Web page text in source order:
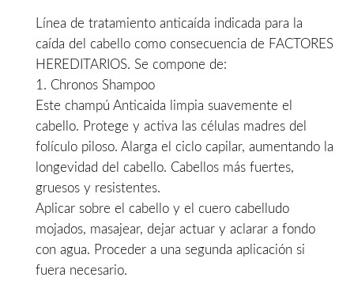
era:
59,00€.
es:
42,50€.
Línea de tratamiento anticaída indicada para la
caída del cabello como consecuencia de FACTORES
HEREDITARIOS. Se compone de:
1. Chronos Shampoo
Este champú Anticaida limpia suavemente el
cabello. Protege y activa las células madres del
folículo piloso. Alarga el ciclo capilar, aumentando la
longevidad del cabello. Cabellos más fuertes,
gruesos y resistentes.
Aplicar sobre el cabello y el cuero cabelludo
mojados, masajear, dejar actuar y aclarar a fondo
con agua. Proceder a una segunda aplicación si
fuera necesario.